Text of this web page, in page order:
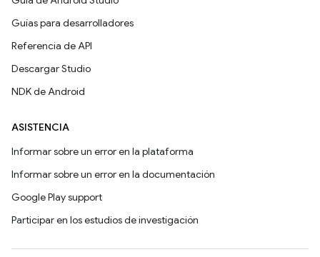
Guías para desarrolladores
Referencia de API
Descargar Studio
NDK de Android
ASISTENCIA
Informar sobre un error en la plataforma
Informar sobre un error en la documentación
Google Play support
Participar en los estudios de investigación